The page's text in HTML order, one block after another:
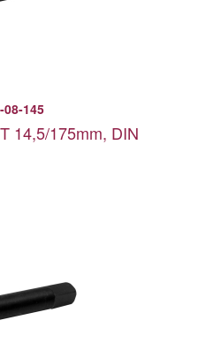
08-145
14,5/175mm, DIN